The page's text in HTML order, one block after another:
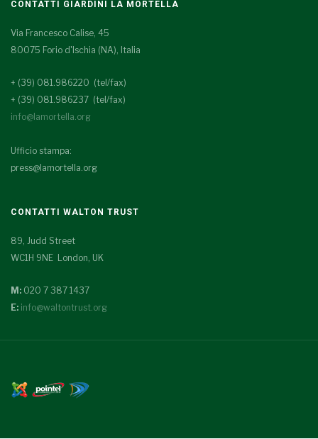
CONTATTI GIARDINI LA MORTELLA
Via Francesco Calise, 45
80075 Forio d'Ischia (NA), Italia
+ (39) 081.986220 (tel/fax)
+ (39) 081.986237 (tel/fax)
info@lamortella.org
Ufficio stampa:
press@lamortella.org
CONTATTI WALTON TRUST
89, Judd Street
WC1H 9NE London, UK
M: 020 7 387 1437
E: info@waltontrust.org